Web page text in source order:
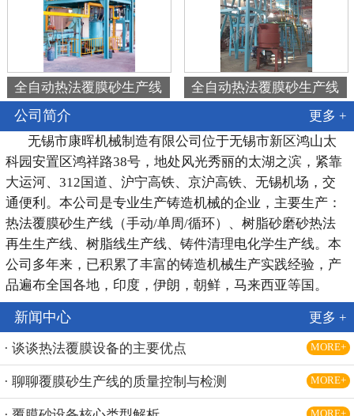
全自动热法覆膜砂生产线 全自动热法覆膜砂生产线
公司简介
更多 +
无锡市康晖机械制造有限公司位于无锡市新区鸿山太
科园安置区鸿祥路38号，地处风光秀丽的太湖之滨，紧靠
大运河、312国道、沪宁高铁、京沪高铁、无锡机场，交
通便利。本公司是专业生产铸造机械的企业，主要生产：
热法覆膜砂生产线（手动/单周/循环）、树脂砂磨砂热法
再生生产线、树脂线生产线、铸件清理电化学生产线。本
公司多年来，已积累了丰富的铸造机械生产实践经验，产
品遍布全国各地，印度，伊朗，朝鲜，马来西亚等国。
新闻中心 更多 +
· 谈谈热法覆膜设备的主要优点 MORE+
· 聊聊覆膜砂生产线的质量控制与检测 MORE+
MORE+